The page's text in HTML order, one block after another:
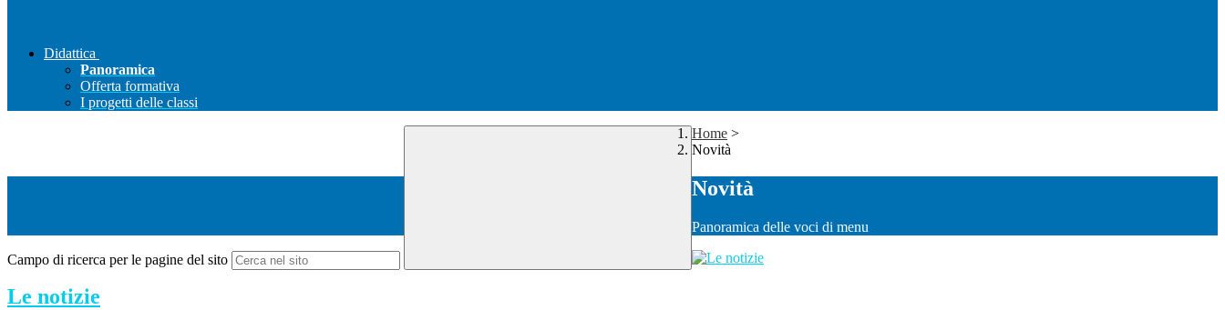
Didattica
Panoramica
Offerta formativa
I progetti delle classi
Campo di ricerca per le pagine del sito
Home >
Novità
Novità
Panoramica delle voci di menu
Le notizie